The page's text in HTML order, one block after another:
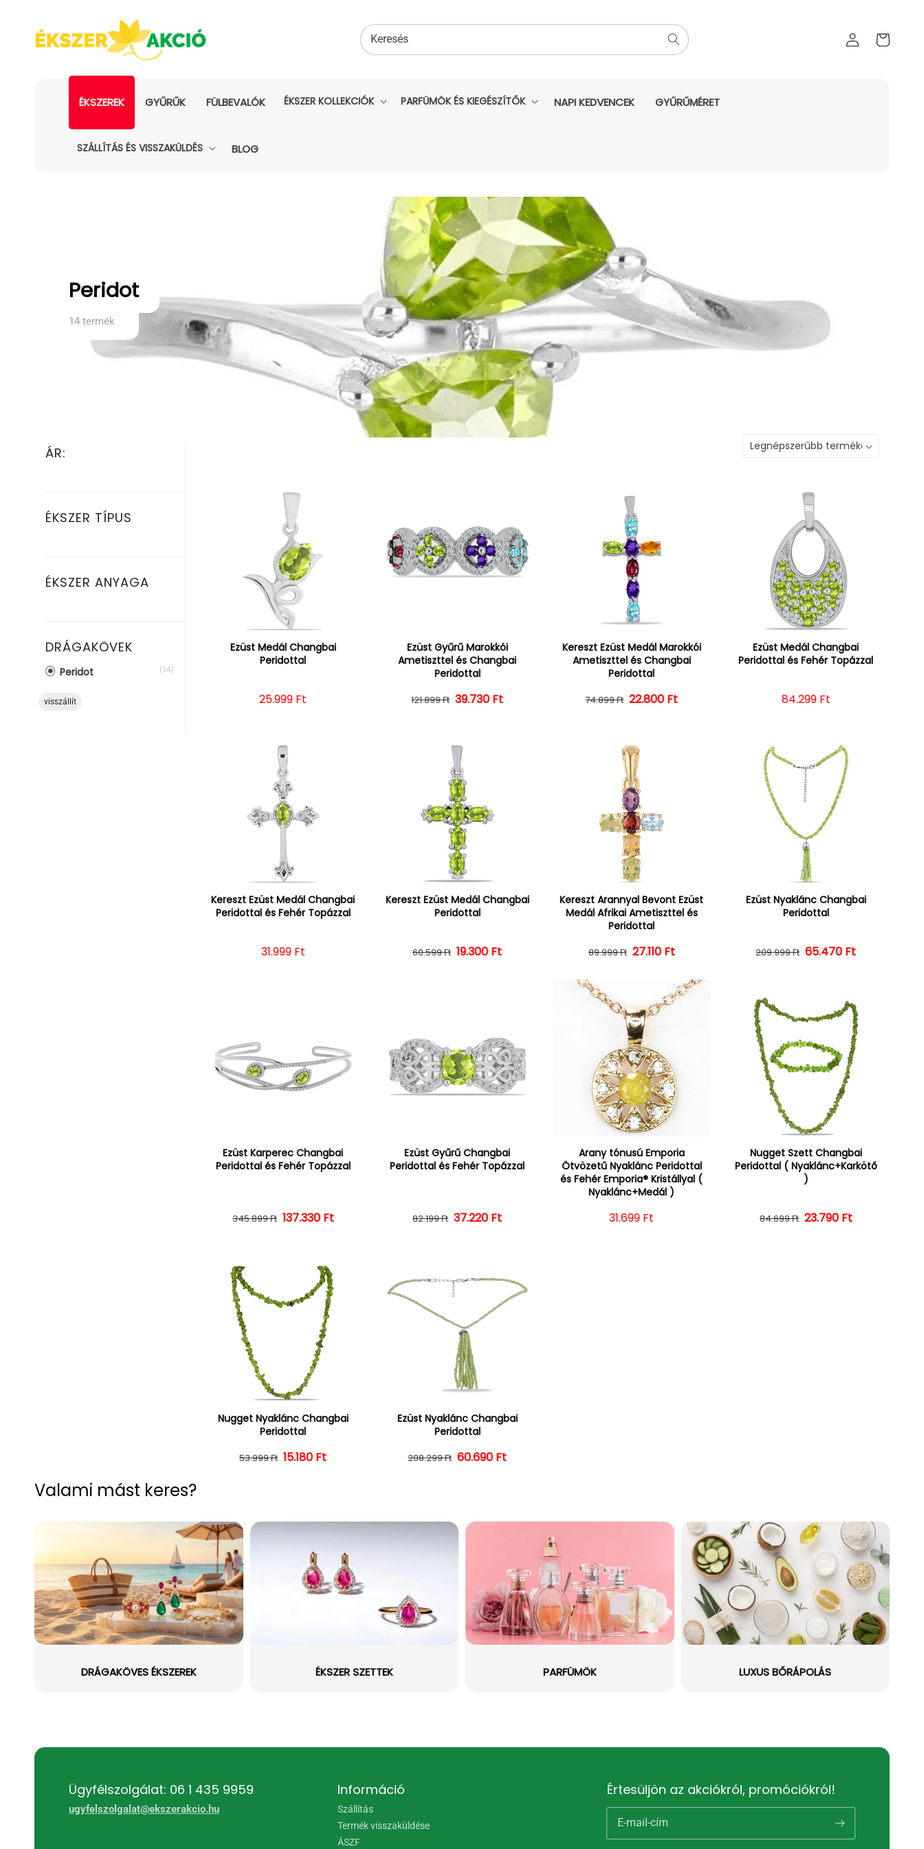
Bejelentkezés
kosara
Keresés
ÉKSZEREK GYŰRŰK FÜLBEVALÓK ÉKSZER KOLLEKCIÓK PARFÜMÖK ÉS KIEGÉSZÍTŐK NAPI KEDVENCEK GYŰRŰMÉRET
SZÁLLÍTÁS ÉS VISSZAKÜLDÉS BLOG
Kollekció:
Peridot
14 termék
Ezüst Medál Changbai
Peridottal
Normál ár
25.999 Ft
Ezüst Gyűrű Marokkói
Ametiszttel és Changbai
Peridottal
Normál ár
121.899 Ft Kedvezményes ár
39.730 Ft
Kereszt Ezüst Medál Marokkói
Ametiszttel és Changbai
Peridottal
Normál ár
74.899 Ft Kedvezményes ár
22.800 Ft
Ezüst Medál Changbai
Peridottal és Fehér Topázzal
Normál ár
84.299 Ft
Kereszt Ezüst Medál Changbai
Peridottal és Fehér Topázzal
Normál ár
31.999 Ft
Kereszt Ezüst Medál Changbai
Peridottal
Normál ár
60.599 Ft Kedvezményes ár
19.300 Ft
Kereszt Arannyal Bevont Ezüst
Medál Afrikai Ametiszttel és
Peridottal
Normál ár
89.999 Ft Kedvezményes ár
27.110 Ft
Ezüst Nyaklánc Changbai
Peridottal
Normál ár
209.999 Ft Kedvezményes ár
65.470 Ft
Ezüst Karperec Changbai
Peridottal és Fehér Topázzal
Normál ár
345.899 Ft Kedvezményes ár
137.330 Ft
Ezüst Gyűrű Changbai
Peridottal és Fehér Topázzal
Normál ár
82.199 Ft Kedvezményes ár
37.220 Ft
Arany tónusú Emporia
Ötvözetű Nyaklánc Peridottal
és Fehér Emporia® Kristállyal (
Nyaklánc+Medál )
Normál ár
31.699 Ft
Nugget Szett Changbai
Peridottal ( Nyaklánc+Karkötő
)
Normál ár
84.699 Ft Kedvezményes ár
23.790 Ft
Nugget Nyaklánc Changbai
Peridottal
Normál ár
53.999 Ft Kedvezményes ár
15.180 Ft
Ezüst Nyaklánc Changbai
Peridottal
Normál ár
208.299 Ft Kedvezményes ár
60.690 Ft
ÁR:
ÉKSZER TÍPUS
ÉKSZER ANYAGA
DRÁGAKÖVEK
Peridot (14)
visszállít
Valami mást keres?
DRÁGAKÖVES ÉKSZEREK ÉKSZER SZETTEK PARFÜMÖK LUXUS BŐRÁPOLÁS
Ügyfélszolgálat: 06 1 435 9959
ugyfelszolgalat@ekszerakcio.hu
Információ
Szállítás
Termék visszaküldése
ÁSZF
Értesüljön az akciókról, promóciókról!
E-mail-cím